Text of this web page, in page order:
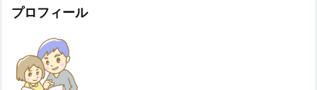
プロフィール